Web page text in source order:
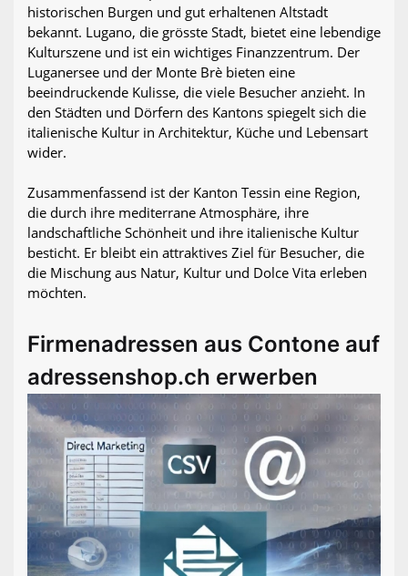
historischen Burgen und gut erhaltenen Altstadt
bekannt. Lugano, die grösste Stadt, bietet eine lebendige
Kulturszene und ist ein wichtiges Finanzzentrum. Der
Luganersee und der Monte Brè bieten eine
beeindruckende Kulisse, die viele Besucher anzieht. In
den Städten und Dörfern des Kantons spiegelt sich die
italienische Kultur in Architektur, Küche und Lebensart
wider.
Zusammenfassend ist der Kanton Tessin eine Region,
die durch ihre mediterrane Atmosphäre, ihre
landschaftliche Schönheit und ihre italienische Kultur
besticht. Er bleibt ein attraktives Ziel für Besucher, die
die Mischung aus Natur, Kultur und Dolce Vita erleben
möchten.
Firmenadressen aus Contone auf
adressenshop.ch erwerben